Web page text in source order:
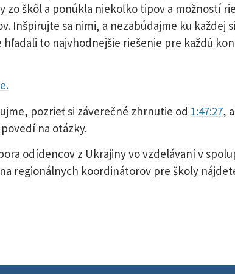
zo škôl a ponúkla niekoľko tipov a možností
Inšpirujte sa nimi, a nezabúdajme ku každej
to najvhodnejšie riešenie pre každú
pozrieť si záverečné zhrnutie od 1:47:27,
na otázky.
odídencov z Ukrajiny vo vzdelávaní v
regionálnych koordinátorov pre školy